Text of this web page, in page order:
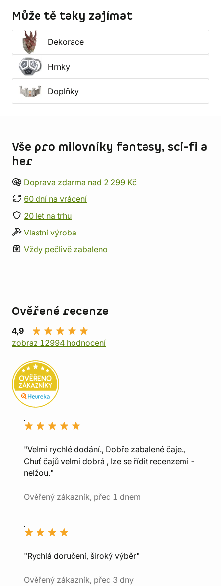
Může tě taky zajímat
Dekorace
Hrnky
Doplňky
Vše pro milovníky fantasy, sci-fi a
her
Doprava zdarma nad 2 299 Kč
60 dní na vrácení
20 let na trhu
Vlastní výroba
Vždy pečlivě zabaleno
Ověřené recenze
4,9
zobraz 12994 hodnocení
"Velmi rychlé dodání., Dobře zabalené čaje.,
Chuť čajů velmi dobrá , lze se řídit recenzemi -
nelžou."
Ověřený zákazník, před 1 dnem
"Rychlá doručení, široký výběr"
Ověřený zákazník, před 3 dny